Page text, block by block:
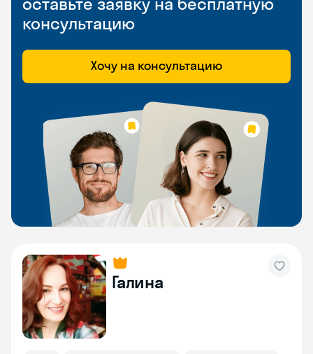
консультацию
Хочу на консультацию
Галина